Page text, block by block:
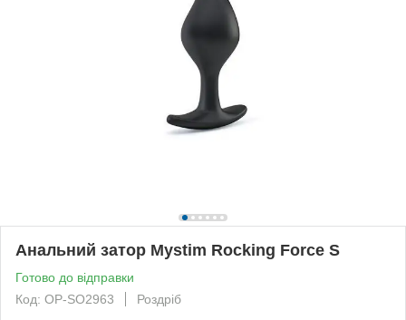
Анальний затор Mystim Rocking Force S
Готово до відправки
Код: OP-SO2963
Роздріб